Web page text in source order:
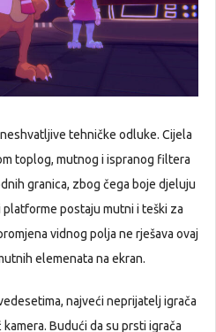
tehničke odluke. Cijela
toplog, mutnog i ispranog filtera
granica, zbog čega boje djeluju
postaju mutni i teški za
vidnog polja ne rješava ovaj
elemenata na ekran.
najveći neprijatelj igrača
Budući da su prsti igrača